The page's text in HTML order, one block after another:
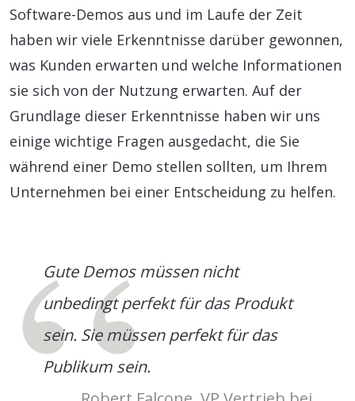
Software-Demos aus und im Laufe der Zeit
haben wir viele Erkenntnisse darüber gewonnen,
was Kunden erwarten und welche Informationen
sie sich von der Nutzung erwarten. Auf der
Grundlage dieser Erkenntnisse haben wir uns
einige wichtige Fragen ausgedacht, die Sie
während einer Demo stellen sollten, um Ihrem
Unternehmen bei einer Entscheidung zu helfen.
Gute Demos müssen nicht
unbedingt perfekt für das Produkt
sein. Sie müssen perfekt für das
Publikum sein.